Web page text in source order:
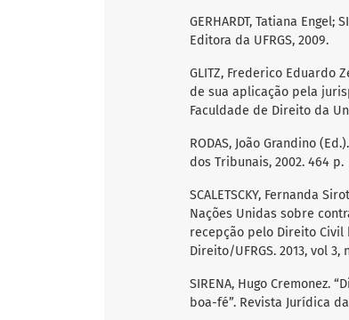
GERHARDT, Tatiana
Editora da UFRGS, 2009.
GLITZ, Frederico Eduardo
de sua aplicação pela
Faculdade de Direito da
RODAS, João Grandino
dos Tribunais, 2002. 464 p.
SCALETSCKY, Fernanda
Nações Unidas sobre
recepção pelo Direito Civil
Direito/UFRGS. 2013, vol 3,
SIRENA, Hugo Cremonez.
boa-fé”. Revista Jurídica